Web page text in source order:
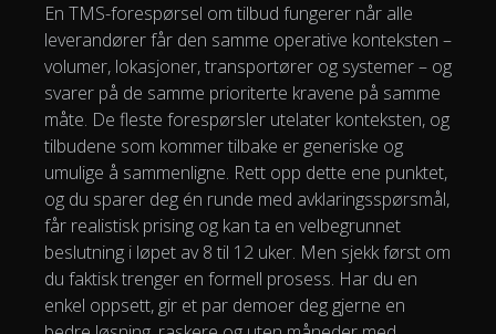
En TMS-forespørsel om tilbud fungerer når alle
leverandører får den samme operative konteksten –
volumer, lokasjoner, transportører og systemer – og
svarer på de samme prioriterte kravene på samme
måte. De fleste forespørsler utelater konteksten, og
tilbudene som kommer tilbake er generiske og
umulige å sammenligne. Rett opp dette ene punktet,
og du sparer deg én runde med avklaringsspørsmål,
får realistisk prising og kan ta en velbegrunnet
beslutning i løpet av 8 til 12 uker. Men sjekk først om
du faktisk trenger en formell prosess. Har du en
enkel oppsett, gir et par demoer deg gjerne en